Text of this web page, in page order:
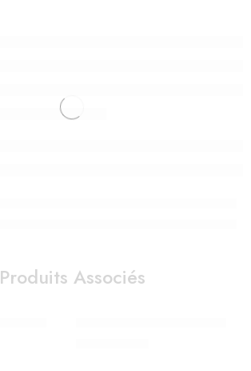
Produits Associés